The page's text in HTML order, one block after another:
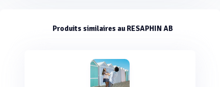
Produits similaires au RESAPHIN AB